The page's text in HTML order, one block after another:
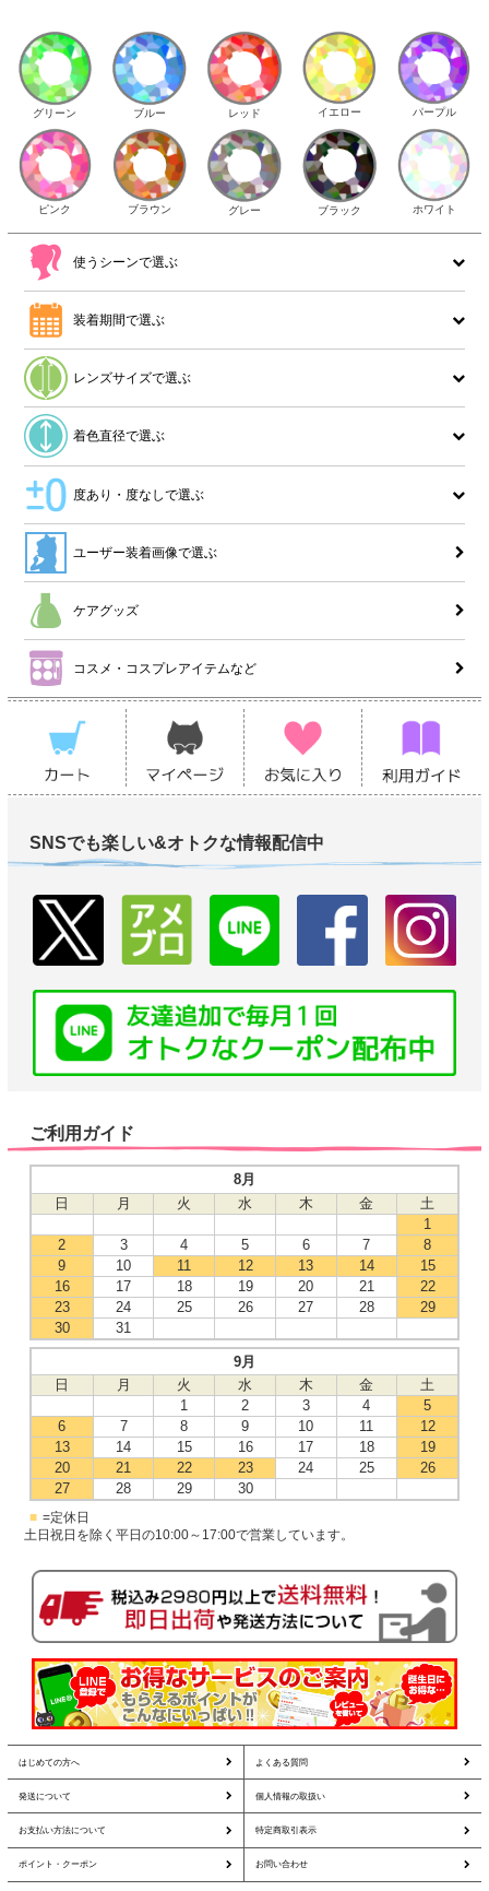
グリーン ブルー レッド イエロー パープル
ピンク ブラウン グレー ブラック ホワイト
使うシーンで選ぶ
装着期間で選ぶ
レンズサイズで選ぶ
着色直径で選ぶ
度あり・度なしで選ぶ
ユーザー装着画像で選ぶ
ケアグッズ
コスメ・コスプレアイテムなど
SNSでも楽しい&オトクな情報配信中
ご利用ガイド
8月
日
月 火 水 木 金
土
1
2
3 4 5 6 7
8
9
10 11 12 13 14
15
16
17 18 19 20 21
22
23
24 25 26 27 28
29
30
31
9月
日
月 火 水 木 金
土
1
2 3 4
5
6
7 8 9 10 11
12
13
14 15 16 17 18
19
20
21 22 23 24 25
26
27
28 29 30
■ =定休日
土日祝日を除く平日の10:00～17:00で営業しています。
はじめての方へ よくある質問
発送について 個人情報の取扱い
お支払い方法について 特定商取引表示
ポイント・クーポン お問い合わせ